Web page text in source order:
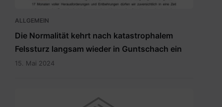
15.5.2024.pdf
ALLGEMEIN
Die Normalität kehrt nach katastrophalem
Felssturz langsam wieder in Guntschach ein
15. Mai 2024